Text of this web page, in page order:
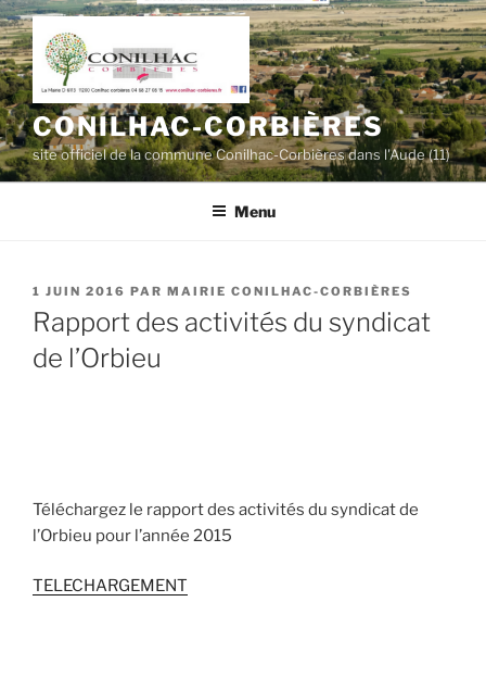
Aller
au
contenu
principal
CONILHAC-CORBIÈRES
site officiel de la commune Conilhac-Corbières dans l'Aude (11)
Menu
PUBLIÉ
LE
1 JUIN 2016 PAR MAIRIE CONILHAC-CORBIÈRES
Rapport des activités du syndicat
de l’Orbieu
Téléchargez le rapport des activités du syndicat de
l’Orbieu pour l’année 2015
TELECHARGEMENT